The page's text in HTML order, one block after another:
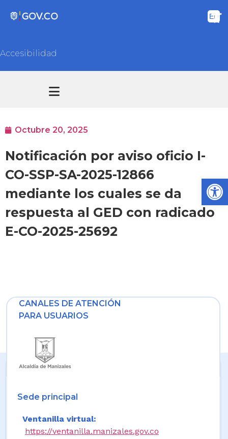
Accesibilidad
Octubre 20, 2025
Notificación por aviso oficio I-
CO-SSP-SA-2025-12866
mediante los cuales se da
respuesta al GED con radicado
E-CO-2025-25692
CANALES DE ATENCIÓN
PARA USUARIOS
Sede principal
Ventanilla virtual:
https://ventanilla.manizales.gov.co